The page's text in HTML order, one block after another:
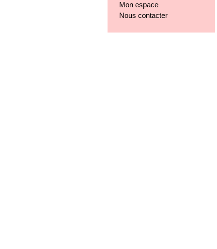
Mon espace
Nous contacter